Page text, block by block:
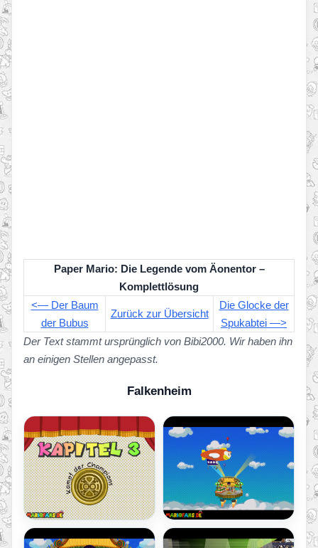
Paper Mario: Die Legende vom Äonentor –
Komplettlösung
<— Der Baum
der Bubus
Zurück zur Übersicht
Die Glocke der
Spukabtei —>
Der Text stammt ursprünglich von Bibi2000. Wir haben ihn
an einigen Stellen angepasst.
Falkenheim